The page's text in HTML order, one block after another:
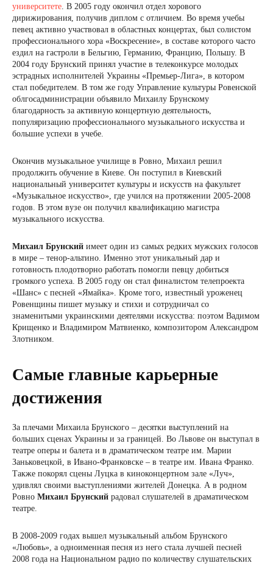
университете . В 2005 году окончил отдел хорового
дирижирования, получив диплом с отличием. Во время учебы
певец активно участвовал в областных концертах, был солистом
профессионального хора «Воскресение», в составе которого часто
ездил на гастроли в Бельгию, Германию, Францию, Польшу. В
2004 году Брунский принял участие в телеконкурсе молодых
эстрадных исполнителей Украины «Премьер-Лига», в котором
стал победителем. В том же году Управление культуры Ровенской
облгосадминистрации объявило Михаилу Брунскому
благодарность за активную концертную деятельность,
популяризацию профессионального музыкального искусства и
большие успехи в учебе.
Окончив музыкальное училище в Ровно, Михаил решил
продолжить обучение в Киеве. Он поступил в Киевский
национальный университет культуры и искусств на факультет
«Музыкальное искусство», где учился на протяжении 2005-2008
годов. В этом вузе он получил квалификацию магистра
музыкального искусства.
Михаил Брунский имеет один из самых редких мужских голосов
в мире – тенор-альтино. Именно этот уникальный дар и
готовность плодотворно работать помогли певцу добиться
громкого успеха. В 2005 году он стал финалистом телепроекта
«Шанс» с песней «Ямайка». Кроме того, известный уроженец
Ровенщины пишет музыку и стихи и сотрудничал со
знаменитыми украинскими деятелями искусства: поэтом Вадимом
Крищенко и Владимиром Матвиенко, композитором Александром
Злотником.
Самые главные карьерные
достижения
За плечами Михаила Брунского – десятки выступлений на
больших сценах Украины и за границей. Во Львове он выступал в
театре оперы и балета и в драматическом театре им. Марии
Заньковецкой, в Ивано-Франковске – в театре им. Ивана Франко.
Также покорял сцены Луцка в киноконцертном зале «Луч»,
удивлял своими выступлениями жителей Донецка. А в родном
Ровно Михаил Брунский радовал слушателей в драматическом
театре.
В 2008-2009 годах вышел музыкальный альбом Брунского
«Любовь», а одноименная песня из него стала лучшей песней
2008 года на Национальном радио по количеству слушательских